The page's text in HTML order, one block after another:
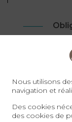
trust, ainsi
produits
Nous utilisons
navigation et
Des cookies
des cookies de